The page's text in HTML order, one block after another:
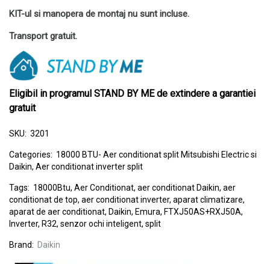
KIT-ul si manopera de montaj nu sunt incluse.
Transport gratuit.
Eligibil in programul STAND BY ME de extindere a garantiei
gratuit
SKU: 3201
Categories: 18000 BTU- Aer conditionat split Mitsubishi Electric si
Daikin, Aer conditionat inverter split
Tags: 18000Btu, Aer Conditionat, aer conditionat Daikin, aer
conditionat de top, aer conditionat inverter, aparat climatizare,
aparat de aer conditionat, Daikin, Emura, FTXJ50AS+RXJ50A,
Inverter, R32, senzor ochi inteligent, split
Brand: Daikin